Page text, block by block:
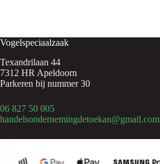
Vogelspeciaalzaak
Texandrilaan 44
7312 HR Apeldoorn
Parkeren bij nummer 30
06 827 50 005
handelsondernemingdetoekan@gmail.com